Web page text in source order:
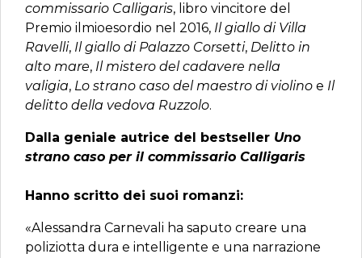
commissario Calligaris, libro vincitore del
Premio ilmioesordio nel 2016, Il giallo di Villa
Ravelli, Il giallo di Palazzo Corsetti, Delitto in
alto mare, Il mistero del cadavere nella
valigia, Lo strano caso del maestro di violino e Il
delitto della vedova Ruzzolo.
Dalla geniale autrice del bestseller Uno
strano caso per il commissario Calligaris
Hanno scritto dei suoi romanzi:
«Alessandra Carnevali ha saputo creare una
poliziotta dura e intelligente e una narrazione